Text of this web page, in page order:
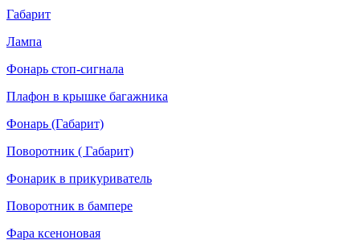
Габарит
Лампа
Фонарь стоп-сигнала
Плафон в крышке багажника
Фонарь (Габарит)
Поворотник ( Габарит)
Фонарик в прикуриватель
Поворотник в бампере
Фара ксеноновая